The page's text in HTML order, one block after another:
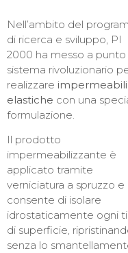
Nell’ambito del
di ricerca e sviluppo, PI
2000 ha messo a punto
sistema rivoluzionario
realizzare
elastiche con una
formulazione.
Il prodotto
impermeabilizzante è
applicato tramite
verniciatura a spruzzo e
consente di isolare
idrostaticamente ogni
di superficie,
senza lo